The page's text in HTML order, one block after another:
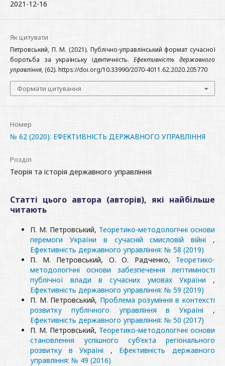
2021-12-16
Як цитувати
Петровський, П. М. (2021). Публічно-управлінський формат сучасної
боротьба за українську ідентичність.Ефективність державного
управління, (62). https://doi.org/10.33990/2070-4011.62.2020.205770
Формати цитування
Номер
№ 62 (2020): ЕФЕКТИВНІСТЬ ДЕРЖАВНОГО УПРАВЛІННЯ
Розділ
Теорія та історія державного управління
Статті цього автора (авторів), які найбільше
читають
П. М. Петровський, Теоретико-методологічні основи
перемоги України в сучасній смисловій війні ,
Ефективність державного управління: № 58 (2019)
П. М. Петровський, О. О. Радченко, Теоретико-
методологічні основи забезпечення легітимності
публічної влади в сучасних умовах України ,
Ефективність державного управління: № 59 (2019)
П. М. Петровський, Проблема розуміння в контексті
розвитку публічного управління в Україні ,
Ефективність державного управління: № 50 (2017)
П. М. Петровський, Теоретико-методологічні основи
становлення успішного суб’єкта регіонального
розвитку в Україні , Ефективність державного
управління: № 49 (2016)